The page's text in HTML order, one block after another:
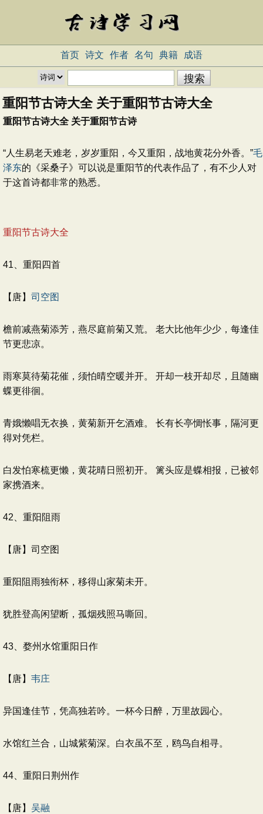
首页 诗文 作者 名句 典籍 成语
重阳节古诗大全 关于重阳节古诗大全
重阳节古诗大全 关于重阳节古诗
“人生易老天难老，岁岁重阳，今又重阳，战地黄花分外香。”毛
泽东的《采桑子》可以说是重阳节的代表作品了，有不少人对
于这首诗都非常的熟悉。
重阳节古诗大全
41、重阳四首
【唐】 司空图
檐前减燕菊添芳，燕尽庭前菊又荒。 老大比他年少少，每逢佳
节更悲凉。
雨寒莫待菊花催，须怕晴空暖并开。 开却一枝开却尽，且随幽
蝶更徘徊。
青娥懒唱无衣换，黄菊新开乞酒难。 长有长亭惆怅事，隔河更
得对凭栏。
白发怕寒梳更懒，黄花晴日照初开。 篱头应是蝶相报，已被邻
家携酒来。
42、重阳阻雨
【唐】司空图
重阳阻雨独衔杯，移得山家菊未开。
犹胜登高闲望断，孤烟残照马嘶回。
43、婺州水馆重阳日作
【唐】 韦庄
异国逢佳节，凭高独若吟。一杯今日醉，万里故园心。
水馆红兰合，山城紫菊深。白衣虽不至，鸥鸟自相寻。
44、重阳日荆州作
【唐】 吴融